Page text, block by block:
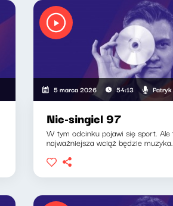
5 marca 2026 54:13
Nie-singiel 97
W tym odcinku pojawi się sport.
najważniejsza wciąż będzie